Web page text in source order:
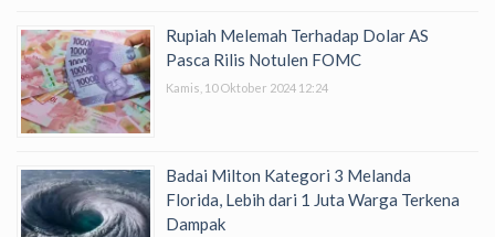
Rupiah Melemah Terhadap Dolar AS
Pasca Rilis Notulen FOMC
Kamis, 10 Oktober 2024 12:24
Badai Milton Kategori 3 Melanda
Florida, Lebih dari 1 Juta Warga Terkena
Dampak